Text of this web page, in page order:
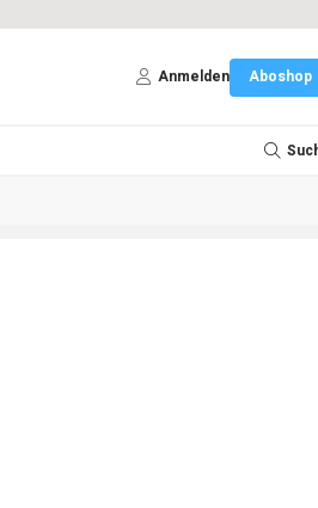
Anmelden Aboshop